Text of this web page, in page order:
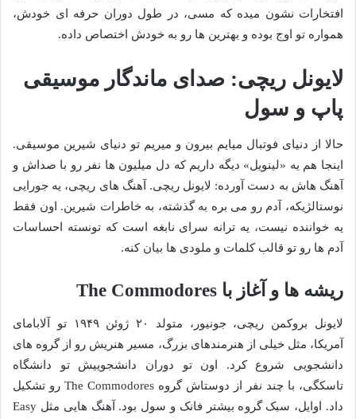
افتخارات نشون میده که مسی، در طول دوران حرفه ای خودش،
همواره تو اوج بوده و بهترین ها رو به خودش اختصاص داده.
لایونل ریچی: صدای ماندگار موسیقی
پاپ و سول
حالا از دنیای فوتبال میایم بیرون و میریم تو دنیای شیرین موسیقی.
اینجا هم یه «لینویل» دیگه داریم که دل میلیون ها نفر رو با صداش و
آهنگ هاش به دست آورده: لایونل ریچی. آهنگ های ریچی، یه جورایی
نوستالژیکه، آدم رو می بره به گذشته، به خاطرات شیرین. اون فقط
یه خواننده نیست، یه ترانه سرای نابغه است که تونسته احساسات
آدم ها رو تو قالب کلمات و ملودی ها بیان کنه.
ریشه ها و آغاز با The Commodores
لایونل بروکمن ریچی، جونیور، متولد ۲۰ ژوئن ۱۹۴۹ تو آلابامای
آمریکا، مثل خیلی از هنرمندهای بزرگ، مسیر هنریش رو از گروه های
دانشجویی شروع کرد. اون تو دوران دانشجوییش تو دانشگاه
تاسکگی، با چند نفر از دوستاش گروه The Commodores رو تشکیل
داد. اوایل، سبک گروه بیشتر فانک و سول بود. آهنگ هایی مثل Easy